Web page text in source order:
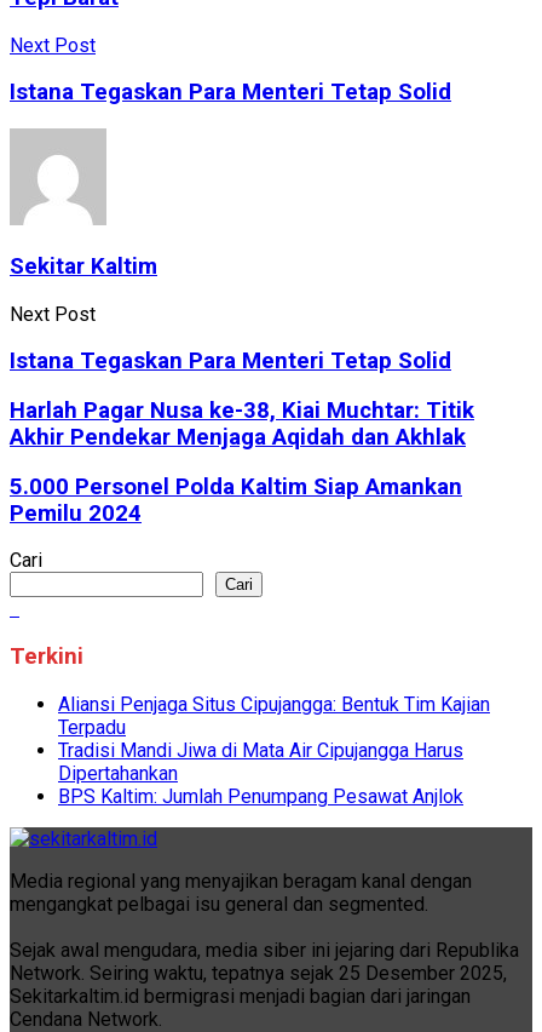
Next Post
Istana Tegaskan Para Menteri Tetap Solid
Sekitar Kaltim
Next Post
Istana Tegaskan Para Menteri Tetap Solid
Harlah Pagar Nusa ke-38, Kiai Muchtar: Titik
Akhir Pendekar Menjaga Aqidah dan Akhlak
5.000 Personel Polda Kaltim Siap Amankan
Pemilu 2024
Cari
Cari
Terkini
Aliansi Penjaga Situs Cipujangga: Bentuk Tim Kajian
Terpadu
Tradisi Mandi Jiwa di Mata Air Cipujangga Harus
Dipertahankan
BPS Kaltim: Jumlah Penumpang Pesawat Anjlok
Media regional yang menyajikan beragam kanal dengan
mengangkat pelbagai isu general dan segmented.
Sejak awal mengudara, media siber ini jejaring dari Republika
Network. Seiring waktu, tepatnya sejak 25 Desember 2025,
Sekitarkaltim.id bermigrasi menjadi bagian dari jaringan
Cendana Network.